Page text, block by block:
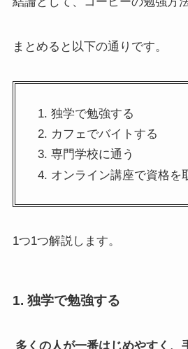
まとめると以下の通りです。
独学で勉強する
カフェでバイトする
専門学校に通う
オンライン講座で資格を
1つ1つ解説します。
1. 独学で勉強する
多くの人が一番はじめやすく、